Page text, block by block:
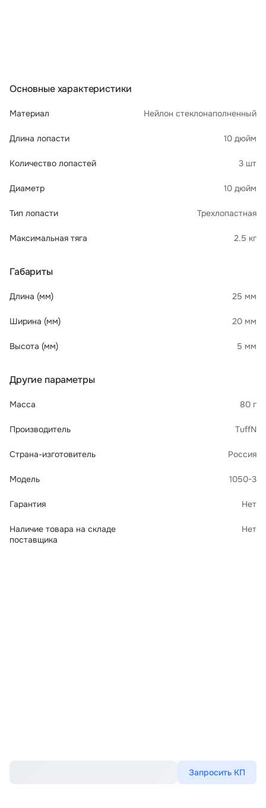
Основные характеристики
Материал Нейлон стеклонаполненный
Длина лопасти 10 дюйм
Количество лопастей 3 шт
Диаметр 10 дюйм
Тип лопасти Трехлопастная
Максимальная тяга 2.5 кг
Габариты
Длина (мм) 25 мм
Ширина (мм) 20 мм
Высота (мм) 5 мм
Другие параметры
Масса 80 г
Производитель TuffN
Страна-изготовитель Россия
Модель 1050-3
Гарантия Нет
Наличие товара на складе
поставщика
Нет
Запросить КП